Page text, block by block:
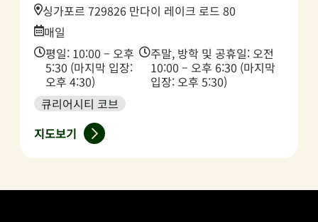
Location:
싱가포르 729826 만다이 레이크 로드 80
Date:
매일
Time:
평일: 10:00 – 오후
5:30 (마지막 입장:
오후 4:30)
Time:
주말, 방학 및 공휴일: 오전
10:00 – 오후 6:30 (마지막
입장: 오후 5:30)
큐리어시티 코브
지도보기